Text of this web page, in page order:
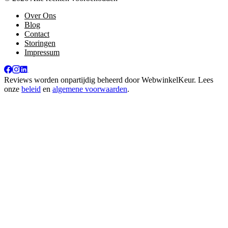
Over Ons
Blog
Contact
Storingen
Impressum
Reviews worden onpartijdig beheerd doorWebwinkelKeur. Lees
onze beleid en algemene voorwaarden.